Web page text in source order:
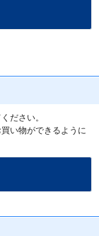
ださい。
い物ができるように